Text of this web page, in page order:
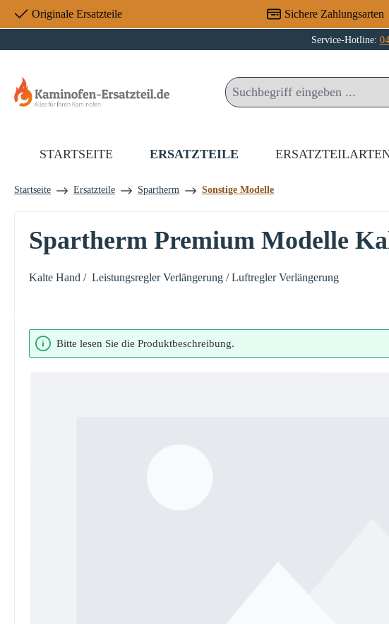
Hauptinhalt springen
Zur Suche springen
Zur Hauptnavigation springen
Originale Ersatzteile Sichere Zahlungsarten
Service-Hotline:
STARTSEITE ERSATZTEILE
Startseite Ersatzteile Spartherm Sonstige Modelle
Spartherm Premium Modelle
Kalte Hand / Leistungsregler Verlängerung / Luftregler Verlängerung
Bildergalerie überspringen
Bitte lesen Sie die Produktbeschreibung.